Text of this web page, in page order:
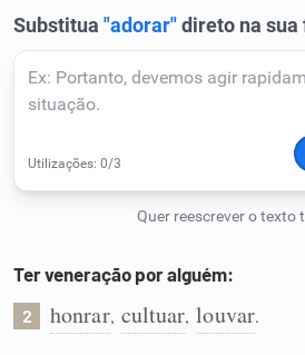
Corrigir Texto
Humanizador de IA
Cata-letras
Ter veneração por alguém:
2 honrar, cultuar, louvar.